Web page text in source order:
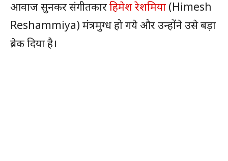
आवाज सुनकर संगीतकारहिमेश रेशमिया (Himesh
Reshammiya) मंत्रमुग्ध हो गये और उन्होंने उसे बड़ा
ब्रेक दिया है।